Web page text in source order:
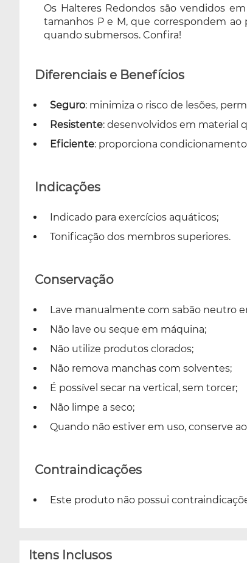
Os Halteres Redondos são vendidos
tamanhos P e M, que correspondem ao
quando submersos. Confira!
Diferenciais e Benefícios
Seguro: minimiza o risco de lesões,
Resistente: desenvolvidos em material
Eficiente: proporciona
Indicações
Indicado para exercícios aquáticos;
Tonificação dos membros superiores.
Conservação
Lave manualmente com sabão neutro
Não lave ou seque em máquina;
Não utilize produtos clorados;
Não remova manchas com solventes;
É possível secar na vertical, sem torcer;
Não limpe a seco;
Quando não estiver em uso, conserve
Contraindicações
Este produto não possui
Itens Inclusos